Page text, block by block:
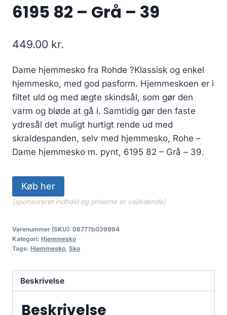
6195 82 – Grå – 39
449.00 kr.
Dame hjemmesko fra Rohde ?Klassisk og enkel
hjemmesko, med god pasform. Hjemmeskoen er i
filtet uld og med ægte skindsål, som gør den
varm og bløde at gå i. Samtidig gør den faste
ydresål det muligt hurtigt rende ud med
skraldespanden, selv med hjemmesko, Rohe –
Dame hjemmesko m. pynt, 6195 82 – Grå – 39.
Køb her
(sponsoreret indhold og priserne er vejledende)
Varenummer (SKU): 08777b039994
Kategori: Hjemmesko
Tags: Hjemmesko, Sko
Beskrivelse
Beskrivelse